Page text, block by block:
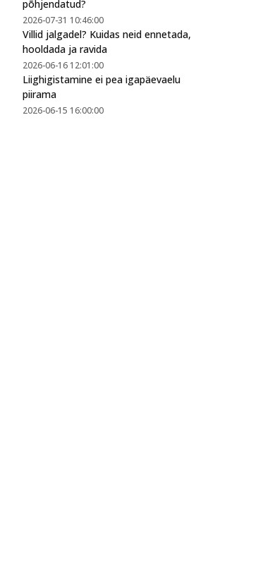
põhjendatud?
2026-07-31 10:46:00
Villid jalgadel? Kuidas neid ennetada,
hooldada ja ravida
2026-06-16 12:01:00
Liighigistamine ei pea igapäevaelu
piirama
2026-06-15 16:00:00